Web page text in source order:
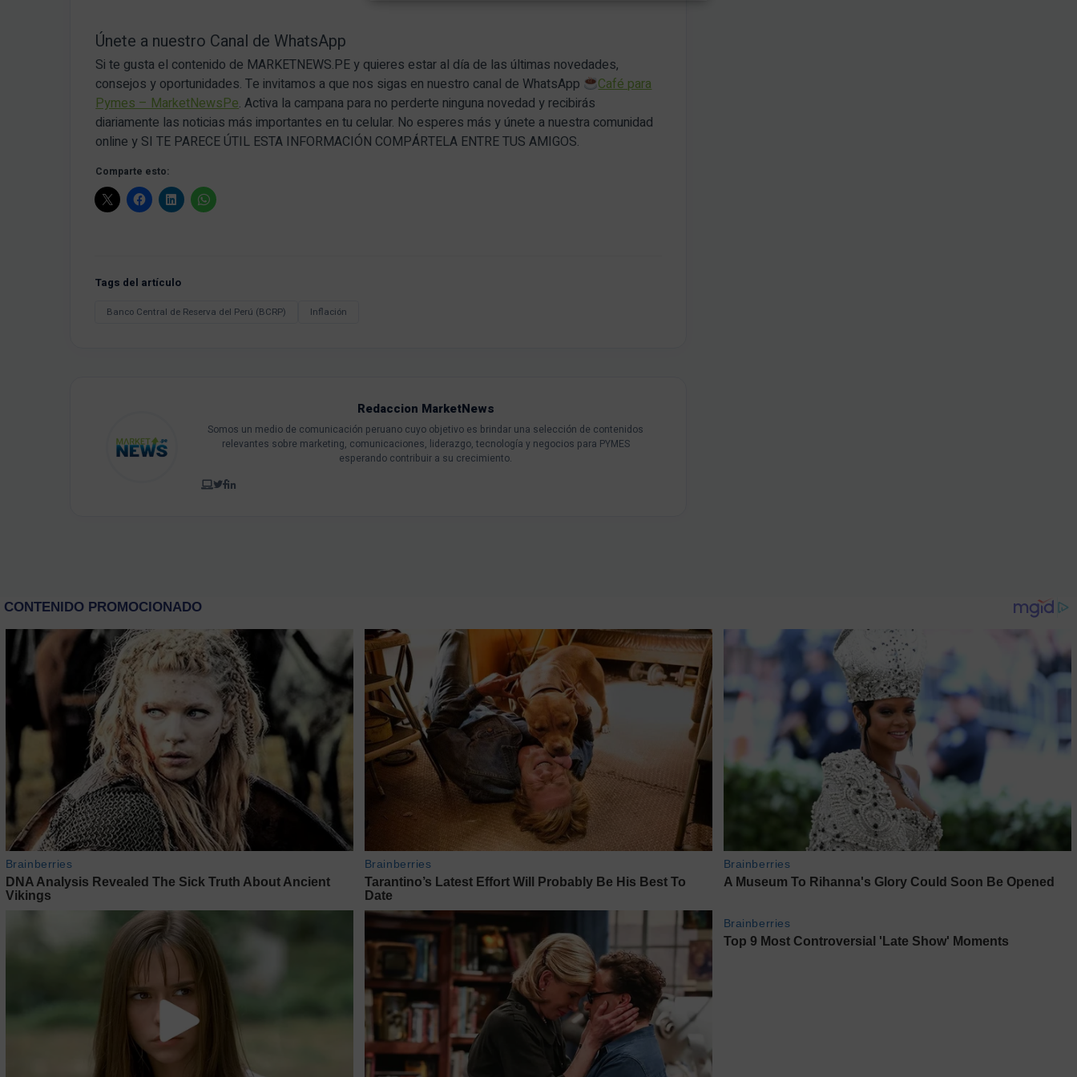
Únete a nuestro Canal de WhatsApp
Si te gusta el contenido de MARKETNEWS.PE y quieres estar al día de las últimas novedades,
consejos y oportunidades. Te invitamos a que nos sigas en nuestro canal de WhatsApp
Café para
Pymes – MarketNewsPe. Activa la campana para no perderte ninguna novedad y recibirás
diariamente las noticias más importantes en tu celular. No esperes más y únete a nuestra comunidad
online y SI TE PARECE ÚTIL ESTA INFORMACIÓN COMPÁRTELA ENTRE TUS AMIGOS.
Comparte esto:
Tags del artículo
Banco Central de Reserva del Perú (BCRP) Inflación
Redaccion MarketNews
Somos un medio de comunicación peruano cuyo objetivo es brindar una selección de contenidos
relevantes sobre marketing, comunicaciones, liderazgo, tecnología y negocios para PYMES
esperando contribuir a su crecimiento.